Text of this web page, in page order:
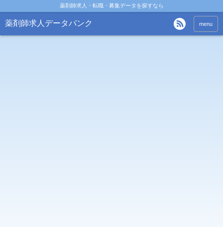
薬剤師求人・転職・募集データを探すなら
薬剤師求人データバンク menu